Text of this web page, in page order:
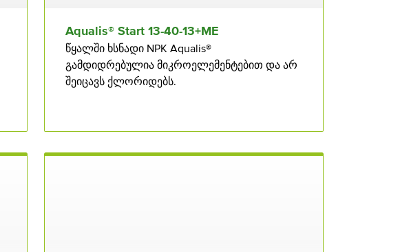
Aqualis® Start 13⁠⁠-40⁠⁠-13+ME
წყალში ხსნადი NPK Aqualis®
გამდიდრებულია მიკროელემენტებით და არ
შეიცავს ქლორიდებს.